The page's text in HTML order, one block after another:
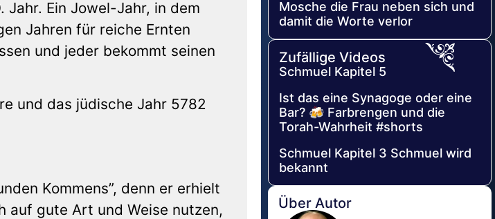
Ein Jowel-Jahr, in dem
Jahren für reiche Ernten
und jeder bekommt seinen
und das jüdische Jahr 5782
Kommens”, denn er erhielt
auf gute Art und Weise nutzen,
Mosche die Frau neben sich und
damit die Worte verlor
Zufällige Videos
Schmuel Kapitel 5
Ist das eine Synagoge oder eine
Bar? 🍻 Farbrengen und die
Torah-Wahrheit #shorts
Schmuel Kapitel 3 Schmuel wird
bekannt
Über Autor